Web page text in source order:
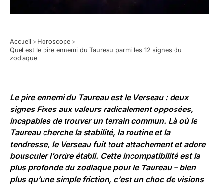
Accueil > Horoscope >
Quel est le pire ennemi du Taureau parmi les 12 signes du
zodiaque
Le pire ennemi du Taureau est le Verseau: deux
signes Fixes aux valeurs radicalement opposées,
incapables de trouver un terrain commun. Là où le
Taureau cherche la stabilité, la routine et la
tendresse, le Verseau fuit tout attachement et adore
bousculer l’ordre établi. Cette incompatibilité est la
plus profonde du zodiaque pour le Taureau – bien
plus qu’une simple friction, c’est un choc de visions